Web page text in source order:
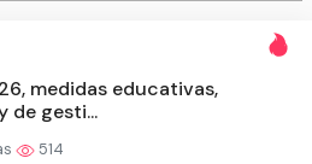
medidas educativas,
de gesti...
514